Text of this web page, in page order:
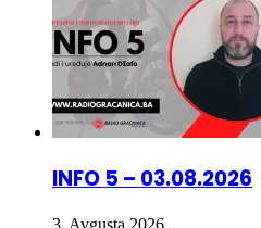
INFO 5 – 03.08.2026
3. Avgusta 2026.